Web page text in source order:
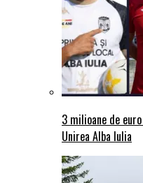
3 milioane de
Unirea Alba Iulia